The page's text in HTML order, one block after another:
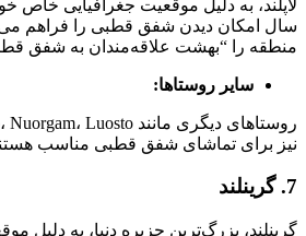
سال امکان دیدن شفق قطبی را فراهم
منطقه را “بهشت علاقه‌مندان به شفق
سایر روستاها:
نیز برای تماشای شفق قطبی مناسب
7. گرینلند
گرینلند، بزرگ‌ترین جزیره دنیا، به دلیل